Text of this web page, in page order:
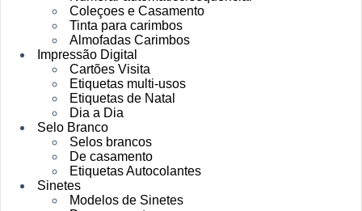
Coleçoes e Casamento
Tinta para carimbos
Almofadas Carimbos
Impressão Digital
Cartões Visita
Etiquetas multi-usos
Etiquetas de Natal
Dia a Dia
Selo Branco
Selos brancos
De casamento
Etiquetas Autocolantes
Sinetes
Modelos de Sinetes